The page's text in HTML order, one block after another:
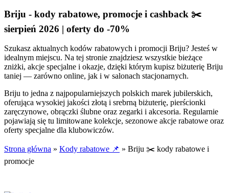
Briju - kody rabatowe, promocje i cashback ✂️
sierpień 2026 | oferty do -70%
Szukasz aktualnych kodów rabatowych i promocji Briju? Jesteś w
idealnym miejscu. Na tej stronie znajdziesz wszystkie bieżące
zniżki, akcje specjalne i okazje, dzięki którym kupisz biżuterię Briju
taniej — zarówno online, jak i w salonach stacjonarnych.
Briju to jedna z najpopularniejszych polskich marek jubilerskich,
oferująca wysokiej jakości złotą i srebrną biżuterię, pierścionki
zaręczynowe, obrączki ślubne oraz zegarki i akcesoria. Regularnie
pojawiają się tu limitowane kolekcje, sezonowe akcje rabatowe oraz
oferty specjalne dla klubowiczów.
Strona główna » Kody rabatowe 📌 » Briju ✂️ kody rabatowe i
promocje